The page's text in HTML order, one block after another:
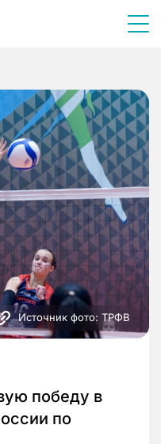
Источник фото: ТРФВ
победу в
по